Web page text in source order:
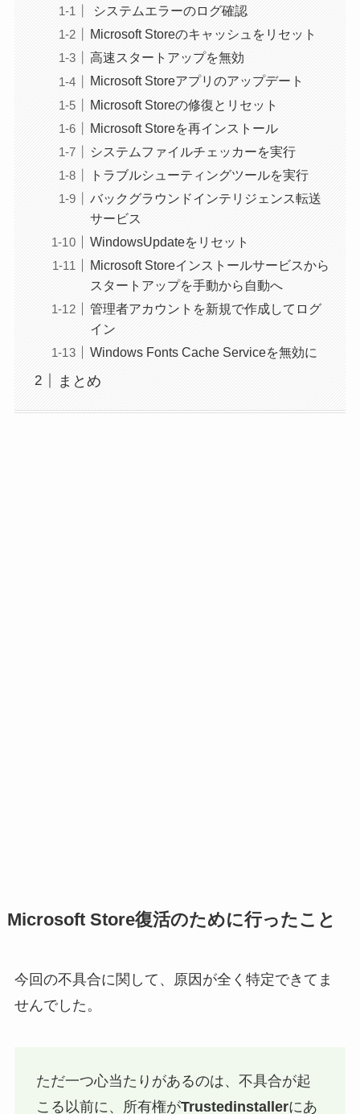
システムエラーのログ確認
Microsoft Storeのキャッシュをリセット
高速スタートアップを無効
Microsoft Storeアプリのアップデート
Microsoft Storeの修復とリセット
Microsoft Storeを再インストール
システムファイルチェッカーを実行
トラブルシューティングツールを実行
バックグラウンドインテリジェンス転送
サービス
WindowsUpdateをリセット
Microsoft Storeインストールサービスから
スタートアップを手動から自動へ
管理者アカウントを新規で作成してログ
イン
Windows Fonts Cache Serviceを無効に
まとめ
Microsoft Store復活のために行ったこと
今回の不具合に関して、原因が全く特定できてま
せんでした。
ただ一つ心当たりがあるのは、不具合が起
こる以前に、所有権がTrustedinstallerにあ